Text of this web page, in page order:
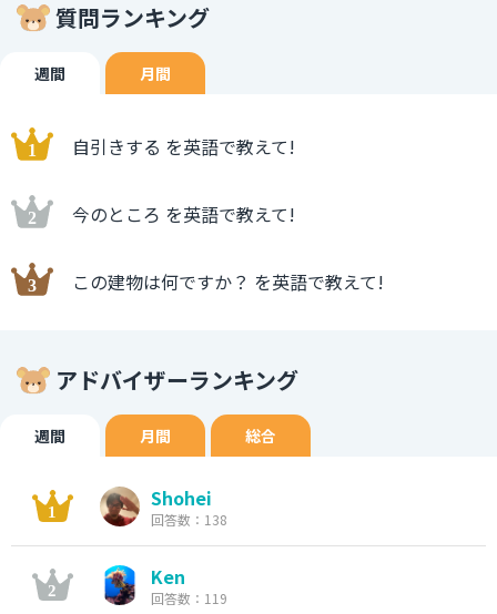
質問ランキング
週間 月間
自引きする を英語で教えて!
今のところ を英語で教えて!
この建物は何ですか？ を英語で教えて!
アドバイザーランキング
週間 月間 総合
Shohei
回答数：138
Ken
回答数：119